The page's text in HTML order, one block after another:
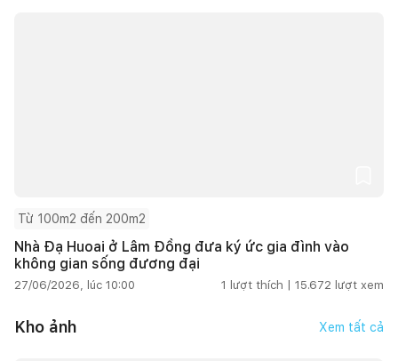
Từ 100m2 đến 200m2
Nhà Đạ Huoai ở Lâm Đồng đưa ký ức gia đình vào
không gian sống đương đại
27/06/2026, lúc 10:00 1 lượt thích | 15.672 lượt xem
Kho ảnh Xem tất cả